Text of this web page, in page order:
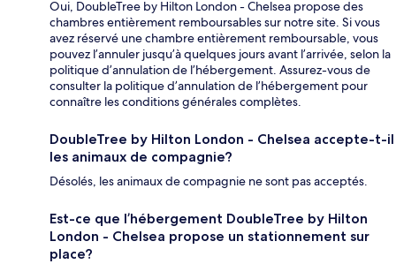
Oui, DoubleTree by Hilton London - Chelsea propose des
chambres entièrement remboursables sur notre site. Si vous
avez réservé une chambre entièrement remboursable, vous
pouvez l’annuler jusqu’à quelques jours avant l’arrivée, selon la
politique d’annulation de l’hébergement. Assurez-vous de
consulter la politique d’annulation de l’hébergement pour
connaître les conditions générales complètes.
DoubleTree by Hilton London - Chelsea accepte-t-il
les animaux de compagnie?
Désolés, les animaux de compagnie ne sont pas acceptés.
Est-ce que l’hébergement DoubleTree by Hilton
London - Chelsea propose un stationnement sur
place?